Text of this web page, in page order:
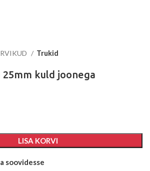
Trukid
kuld joonega
LISA KORVI
soovidesse